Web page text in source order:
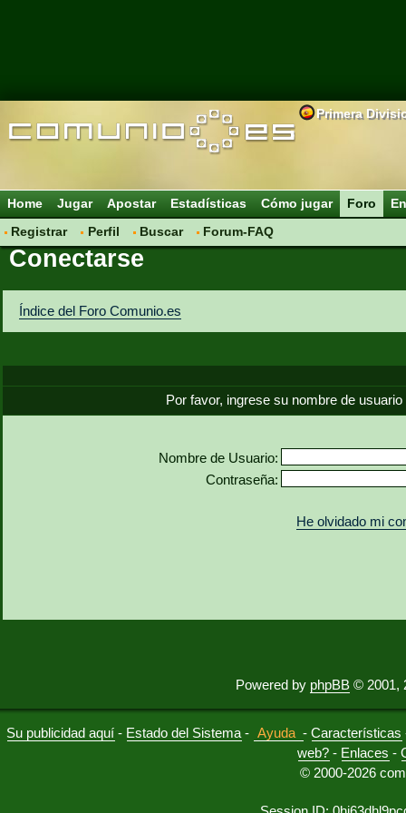
Primera
Home Jugar Apostar Estadísticas Cómo jugar
Foro
Registrar
Perfil Buscar Forum-FAQ
Conectarse
Índice del Foro Comunio.es
Por favor, ingrese su nombre de
Nombre de Usuario:
Contraseña:
He olvidado mi
Powered by phpBB © 2001,
Su publicidad aquí - Estado del Sistema - Ayuda -Características
web? - Enlaces -
© 2000-2026